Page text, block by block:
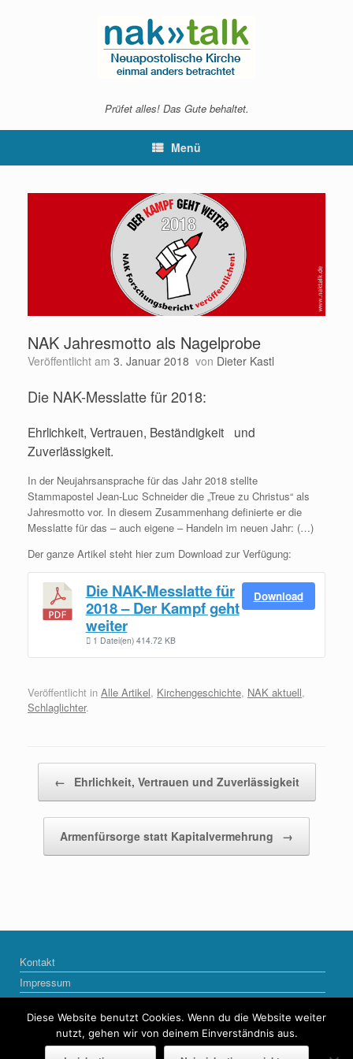
Prüfet alles! Das Gute behaltet.
Menü
NAK Jahresmotto als Nagelprobe
Veröffentlicht am 3. Januar 2018 von Dieter Kastl
Die NAK-Messlatte für 2018:
Ehrlichkeit, Vertrauen, Beständigkeit und
Zuverlässigkeit.
In der Neujahrsansprache für das Jahr 2018 stellte
Stammapostel Jean-Luc Schneider die „Treue zu Christus“ als
Jahresmotto vor. In diesem Zusammenhang definierte er die
Messlatte für das – auch eigene – Handeln im neuen Jahr: (…)
Der ganze Artikel steht hier zum Download zur Verfügung:
Die NAK-Messlatte für
2018 – Der Kampf geht
weiter
1 Datei(en) 414.72 KB
Download
Veröffentlicht in Alle Artikel, Kirchengeschichte, NAK aktuell,
Schlaglichter.
← Ehrlichkeit, Vertrauen und Zuverlässigkeit
Armenfürsorge statt Kapitalvermehrung →
Kontakt
Impressum
Diese Website benutzt Cookies. Wenn du die Website weiter
nutzt, gehen wir von deinem Einverständnis aus.